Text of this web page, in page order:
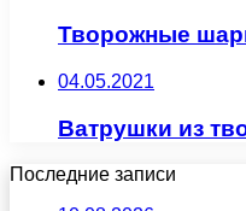
Творожные
04.05.2021
Ватрушки из
Последние записи